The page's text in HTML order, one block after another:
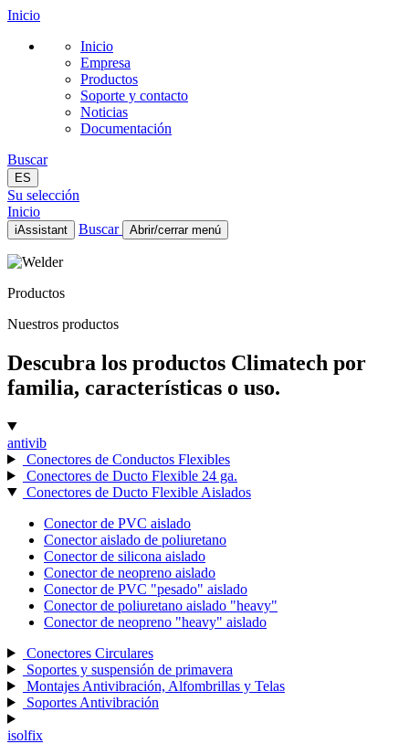
Inicio
Inicio
Empresa
Productos
Soporte y contacto
Noticias
Documentación
Buscar
ES
Su selección
Inicio
iAssistant Buscar Abrir/cerrar menú
Inicio
Productos
Noticias
ES
Productos
Nuestros productos
Descubra los productos Climatech por
familia, características o uso.
antivib
Conectores de Conductos Flexibles
Conectores de Ducto Flexible 24 ga.
Conectores de Ducto Flexible Aislados
Conector de PVC aislado
Conector aislado de poliuretano
Conector de silicona aislado
Conector de neopreno aislado
Conector de PVC "pesado" aislado
Conector de poliuretano aislado "heavy"
Conector de neopreno "heavy" aislado
Conectores Circulares
Soportes y suspensión de primavera
Montajes Antivibración, Alfombrillas y Telas
Soportes Antivibración
isolfix